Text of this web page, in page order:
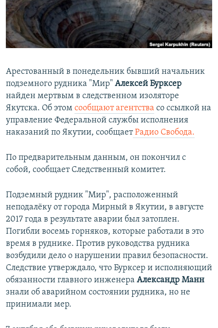
ПОБЕДИТЕЛЕЙ НЕ СУДЯТ?
КРЫМ.НЕПОКОРЕННЫЙ
ELIFBE
ПРИСОЕДИНЯЙТЕСЬ!
Все сайты RFE/RL
Арестованный в понедельник бывший начальник
подземного рудника "Мир" Алексей Бурксер
найден мертвым в следственном изоляторе
Якутска. Об этом сообщают агентства со ссылкой на
управление Федеральной службы исполнения
наказаний по Якутии, сообщаетРадио Свобода.
По предварительным данным, он покончил с
собой, сообщает Следственный комитет.
Подземный рудник "Мир", расположенный
неподалёку от города Мирный в Якутии, в августе
2017 года в результате аварии был затоплен.
Погибли восемь горняков, которые работали в это
время в руднике. Против руководства рудника
возбудили дело о нарушении правил безопасности.
Следствие утверждало, что Бурксер и исполняющий
обязанности главного инженера Александр Манн
знали об аварийном состоянии рудника, но не
принимали мер.